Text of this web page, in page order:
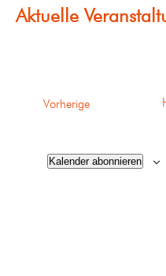
Vorherige
Kalender abonnieren